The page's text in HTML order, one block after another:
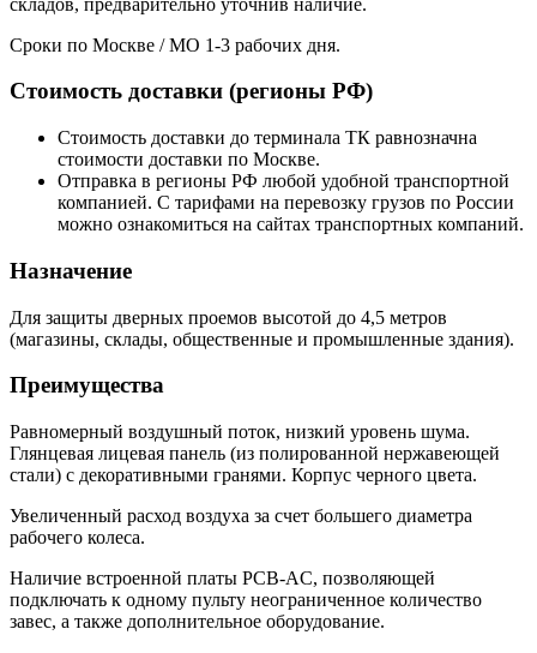
Сроки по Москве / МО 1-3 рабочих дня.
Стоимость доставки (регионы РФ)
Стоимость доставки до терминала ТК равнозначна
стоимости доставки по Москве.
Отправка в регионы РФ любой удобной транспортной
компанией. С тарифами на перевозку грузов по России
можно ознакомиться на сайтах транспортных компаний.
Назначение
Для защиты дверных проемов высотой до 4,5 метров
(магазины, склады, общественные и промышленные здания).
Преимущества
Равномерный воздушный поток, низкий уровень шума.
Глянцевая лицевая панель (из полированной нержавеющей
стали) с декоративными гранями. Корпус черного цвета.
Увеличенный расход воздуха за счет большего диаметра
рабочего колеса.
Наличие встроенной платы PCB-AC, позволяющей
подключать к одному пульту неограниченное количество
завес, а также дополнительное оборудование.